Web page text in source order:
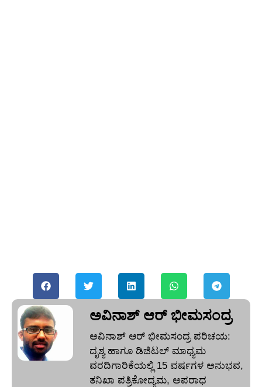
ಅವಿನಾಶ್‌ ಆರ್‌ ಭೀಮಸಂದ್ರ
ಅವಿನಾಶ್‌ ಆರ್‌ ಭೀಮಸಂದ್ರ ಪರಿಚಯ:
ದೃಶ್ಯ ಹಾಗೂ ಡಿಜಿಟಲ್ ಮಾಧ್ಯಮ
ವರದಿಗಾರಿಕೆಯಲ್ಲಿ 15 ವರ್ಷಗಳ ಅನುಭವ,
ತನಿಖಾ ಪತ್ರಿಕೋದ್ಯಮ, ಅಪರಾಧ